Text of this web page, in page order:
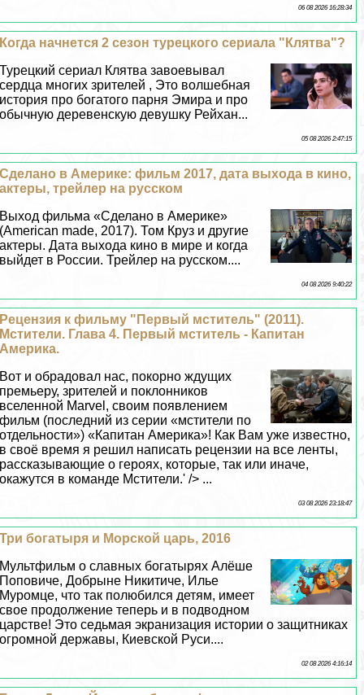
06 08 2026 16:28:34
Когда начнется 2 сезон турецкого сериала "Клятва"?
Турецкий сериал Клятва завоевывал
сердца многих зрителей , Это волшебная
история про богатого парня Эмира и про
обычную деревенскую дeвyшку Рейхан...
05 08 2026 2:47:15
Сделано в Америке: фильм 2017, дата выхода в кино,
актеры, трейлер на русском
Выход фильма «Сделано в Америке»
(American made, 2017). Том Круз и другие
актеры. Дата выхода кино в мире и когда
выйдет в России. Трейлер на русском....
04 08 2026 9:40:22
Рецензия к фильму "Первый мститель" (2011).
Мстители. Глава 4. Первый мститель - Капитан
Америка.
Вот и обрадовал нас, покорно ждущих
премьеру, зрителей и поклонников
вселенной Marvel, своим появлением
фильм (последний из серии «мстители по
отдельности») «Капитан Америка»! Как Вам уже известно,
в своё время я решил написать рецензии на все ленты,
рассказывающие о героях, которые, так или иначе,
окажутся в комaнде Мстители.' /> ...
03 08 2026 23:18:47
Три богатыря и Морской царь, 2016
Мультфильм о славных богатырях Алёше
Поповиче, Добрыне Никитиче, Илье
Муромце, что так полюбился детям, имеет
свое продолжение теперь и в подводном
царстве! Это седьмая экранизация истории о защитниках
огромной державы, Киевской Руси....
02 08 2026 4:16:14